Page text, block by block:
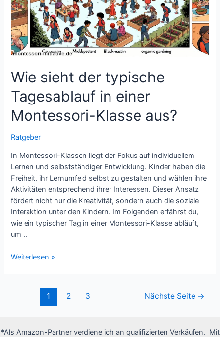
Pädagogik?
Wie sieht der typische
Tagesablauf in einer
Montessori-Klasse aus?
Ratgeber
In Montessori-Klassen liegt der Fokus auf individuellem
Lernen und selbstständiger Entwicklung. Kinder haben die
Freiheit, ihr Lernumfeld selbst zu gestalten und wählen ihre
Aktivitäten entsprechend ihrer Interessen. Dieser Ansatz
fördert nicht nur die Kreativität, sondern auch die soziale
Interaktion unter den Kindern. Im Folgenden erfährst du,
wie ein typischer Tag in einer Montessori-Klasse abläuft,
um …
Wie
Weiterlesen »
Seitennummerierung
1 2 3 Nächste Seite →
*Als Amazon-Partner verdiene ich an qualifizierten Verkäufen. Mit